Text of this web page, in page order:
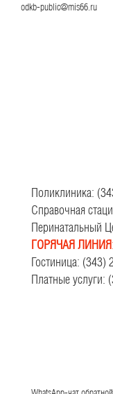
odkb-public@mis66.ru
Поликлиника:
Справочная
Перинатальный
ГОРЯЧАЯ ЛИНИЯ:
Гостиница: (343)
Платные услуги: